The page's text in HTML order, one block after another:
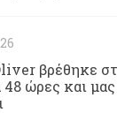
βρέθηκε
ώρες και